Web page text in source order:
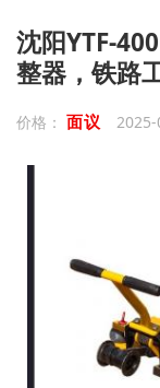
沈阳YTF-
整器，铁路
价格： 面议